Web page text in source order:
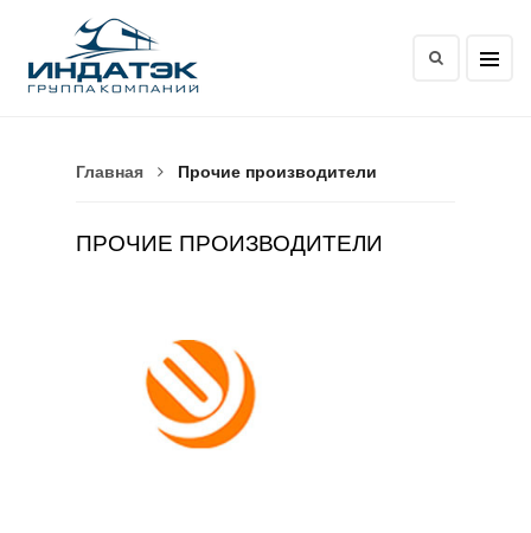
Главная Прочие производители
ПРОЧИЕ ПРОИЗВОДИТЕЛИ